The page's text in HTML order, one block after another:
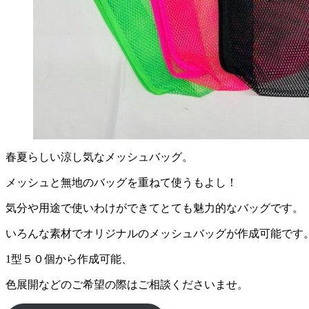
春夏らしい涼し気なメッシュバッグ。
メッシュと無地のバッグを重ねて使うもよし！
気分や用途で使いわけができてとても魅力的なバッグです。
いろんな素材でオリジナルのメッシュバッグが作成可能です
1型５０個から作成可能、
色展開などのご希望の際はご相談くださいませ。